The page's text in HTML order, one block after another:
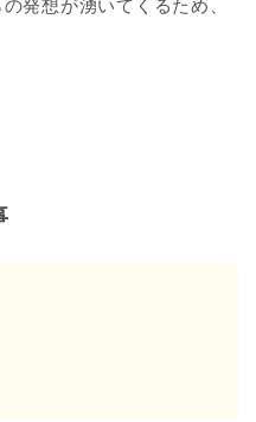
発想が湧いてくるため、